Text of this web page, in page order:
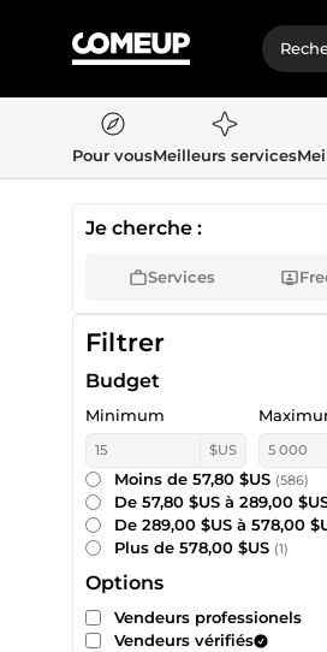
Pour vousMeilleurs services
Je cherche :
Services
Filtrer
Budget
Minimum
$US
Moins de 57,80 $US (586)
De 57,80 $US à 289,00
De 289,00 $US à 578,00
Plus de 578,00 $US (1)
Options
Vendeurs professionels
Vendeurs vérifiés